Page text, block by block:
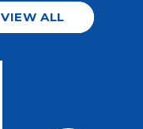
VIEW ALL